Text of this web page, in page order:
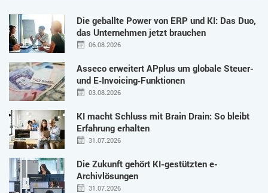
Die geballte Power von ERP und KI: Das Duo,
das Unternehmen jetzt brauchen
06.08.2026
Asseco erweitert APplus um globale Steuer-
und E‑Invoicing‑Funktionen
03.08.2026
KI macht Schluss mit Brain Drain: So bleibt
Erfahrung erhalten
31.07.2026
Die Zukunft gehört KI-gestützten e-
Archivlösungen
31.07.2026